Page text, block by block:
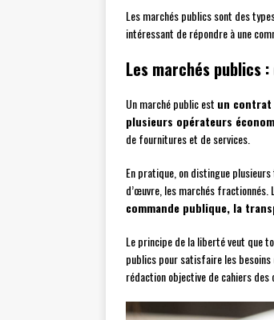
Les marchés publics sont des
intéressant de répondre à une
Les marchés publics
Un marché public est un contrat
plusieurs opérateurs
de fournitures et de services.
En pratique, on distingue
d’œuvre, les marchés
commande publique, la
Le principe de la liberté veut que
publics pour satisfaire les
rédaction objective de cahiers